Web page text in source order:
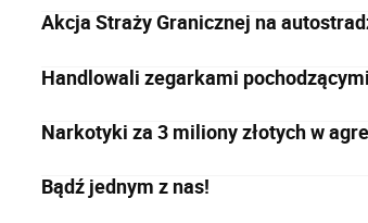
Akcja Straży Granicznej na
Handlowali zegarkami
Narkotyki za 3 miliony złotych w
Bądź jednym z nas!